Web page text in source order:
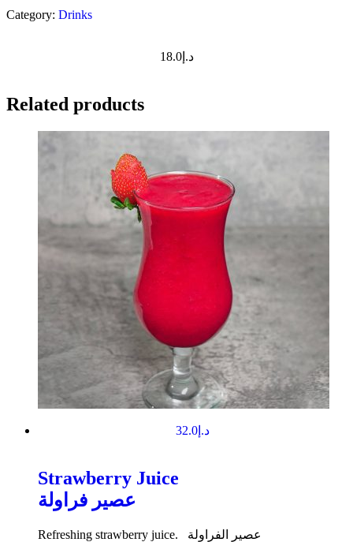
Category: Drinks
د.إ18.0
Related products
د.إ32.0
Strawberry Juice
عصير فراولة
Refreshing strawberry juice. عصير الفراولة